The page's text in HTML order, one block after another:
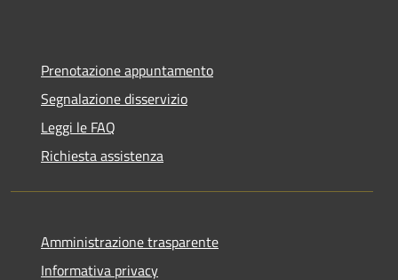
Prenotazione appuntamento
Segnalazione disservizio
Leggi le FAQ
Richiesta assistenza
Amministrazione trasparente
Informativa privacy